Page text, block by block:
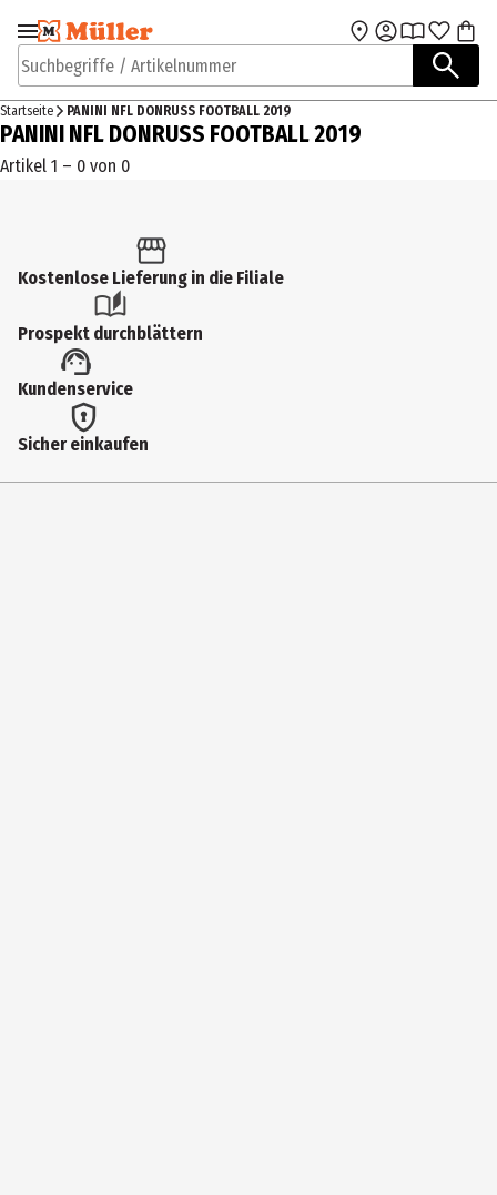
Zur Navigation
springen
Zum Hauptinhalt
Suchbegriffe / Artikelnummer
Startseite PANINI NFL DONRUSS FOOTBALL 2019
PANINI NFL DONRUSS FOOTBALL 2019
Artikel 1 – 0 von 0
Kostenlose Lieferung in die Filiale
Prospekt durchblättern
Kundenservice
Sicher einkaufen